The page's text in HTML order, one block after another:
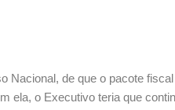
de que o pacote
ela, o Executivo teria que